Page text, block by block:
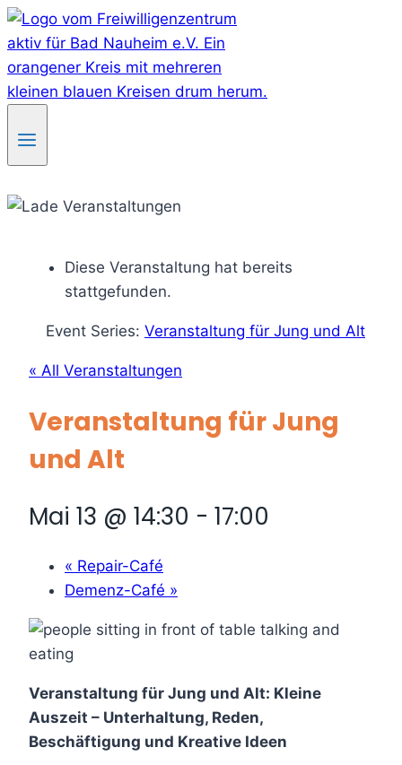
Skip
to
content
Diese Veranstaltung hat bereits
stattgefunden.
Event Series: Veranstaltung für Jung und Alt
« All Veranstaltungen
Veranstaltung für Jung
und Alt
Mai 13 @ 14:30 - 17:00
« Repair-Café
Demenz-Café »
Veranstaltung für Jung und Alt: Kleine
Auszeit – Unterhaltung, Reden,
Beschäftigung und Kreative Ideen